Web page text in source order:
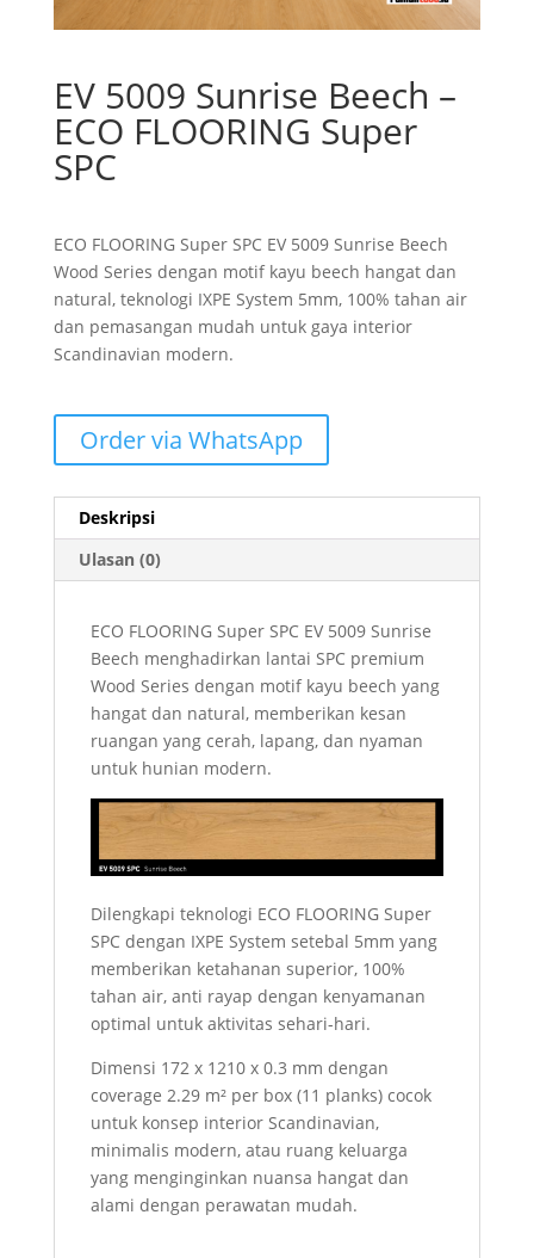
EV 5009 Sunrise Beech –
ECO FLOORING Super
SPC
ECO FLOORING Super SPC EV 5009 Sunrise Beech
Wood Series dengan motif kayu beech hangat dan
natural, teknologi IXPE System 5mm, 100% tahan air
dan pemasangan mudah untuk gaya interior
Scandinavian modern.
Order via WhatsApp
Deskripsi
Ulasan (0)
ECO FLOORING Super SPC EV 5009 Sunrise
Beech menghadirkan lantai SPC premium
Wood Series dengan motif kayu beech yang
hangat dan natural, memberikan kesan
ruangan yang cerah, lapang, dan nyaman
untuk hunian modern.
Dilengkapi teknologi ECO FLOORING Super
SPC dengan IXPE System setebal 5mm yang
memberikan ketahanan superior, 100%
tahan air, anti rayap dengan kenyamanan
optimal untuk aktivitas sehari-hari.
Dimensi 172 x 1210 x 0.3 mm dengan
coverage 2.29 m² per box (11 planks) cocok
untuk konsep interior Scandinavian,
minimalis modern, atau ruang keluarga
yang menginginkan nuansa hangat dan
alami dengan perawatan mudah.